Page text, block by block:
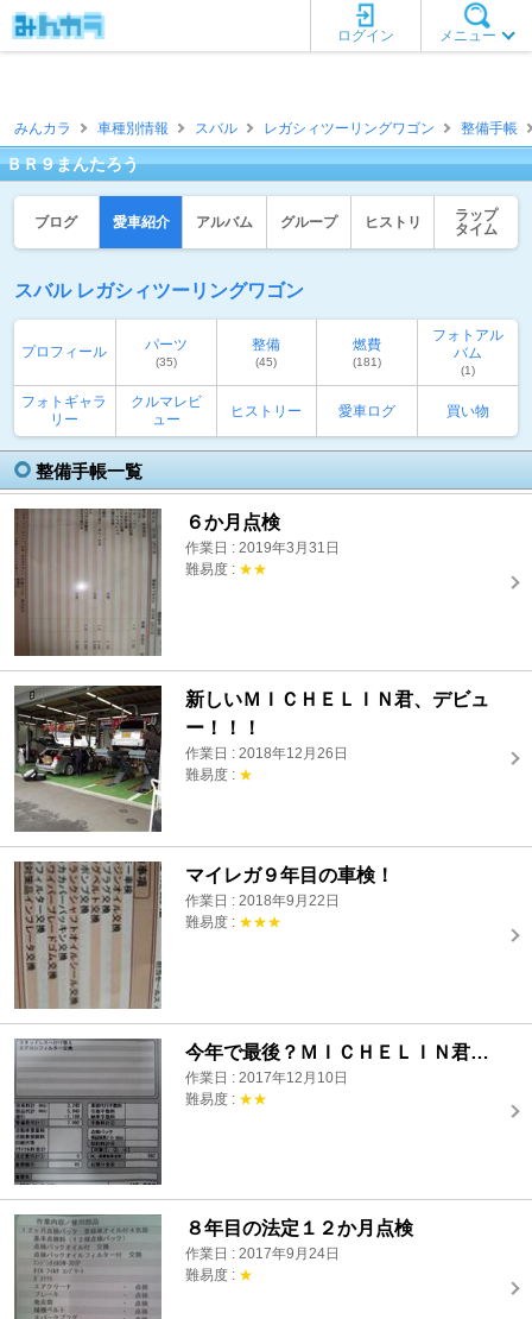
メニュー
ログイン
みんカラ 車種別情報 スバル レガシィツーリングワゴン 整備手帳
ＢＲ９まんたろう
ブログ 愛車紹介 アルバム グループ ヒストリ
ラップ
タイム
スバル レガシィツーリングワゴン
プロフィール パーツ
(35)
整備
(45)
燃費
(181)
フォトアル
バム
(1)
フォトギャラ
リー
クルマレビ
ュー
ヒストリー 愛車ログ 買い物
整備手帳一覧
６か月点検
作業日 : 2019年3月31日
難易度 : ★★
新しいＭＩＣＨＥＬＩＮ君、デビュ
ー！！！
作業日 : 2018年12月26日
難易度 : ★
マイレガ９年目の車検！
作業日 : 2018年9月22日
難易度 : ★★★
今年で最後？ＭＩＣＨＥＬＩＮ君…
作業日 : 2017年12月10日
難易度 : ★★
８年目の法定１２か月点検
作業日 : 2017年9月24日
難易度 : ★